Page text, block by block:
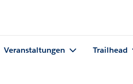
Veranstaltungen Trailhead